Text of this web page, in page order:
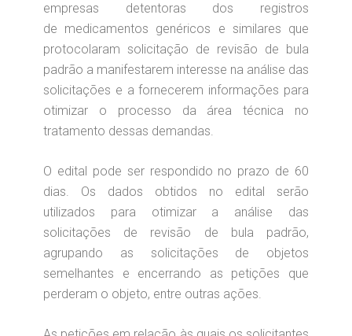
empresas detentoras dos registros
de medicamentos genéricos e similares que
protocolaram solicitação de revisão de bula
padrão a manifestarem interesse na análise das
solicitações e a fornecerem informações para
otimizar o processo da área técnica no
tratamento dessas demandas.
O edital pode ser respondido no prazo de 60
dias. Os dados obtidos no edital serão
utilizados para otimizar a análise das
solicitações de revisão de bula padrão,
agrupando as solicitações de objetos
semelhantes e encerrando as petições que
perderam o objeto, entre outras ações.